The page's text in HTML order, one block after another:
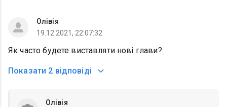
Олівія
19.12.2021, 22:07:32
Як часто будете виставляти нові глави?
Показати 2 відповіді
Олівія